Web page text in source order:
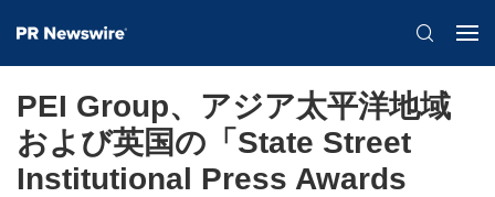
PEI Group、アジア太平洋地域
および英国の「State Street
Institutional Press Awards